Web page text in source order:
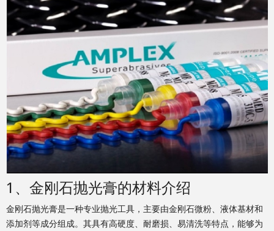
1、金刚石抛光膏的材料介绍
金刚石抛光膏是一种专业抛光工具，主要由金刚石微粉、液体基材和
添加剂等成分组成。其具有高硬度、耐磨损、易清洗等特点，能够为